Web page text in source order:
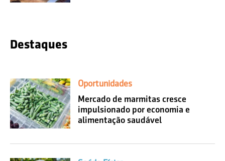
Destaques
Oportunidades
Mercado de marmitas cresce
impulsionado por economia e
alimentação saudável